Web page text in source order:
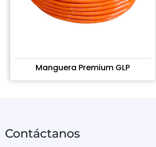
Manguera Premium GLP
Contáctanos